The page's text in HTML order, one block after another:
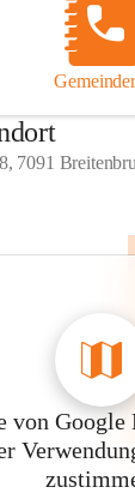
7091
von Google